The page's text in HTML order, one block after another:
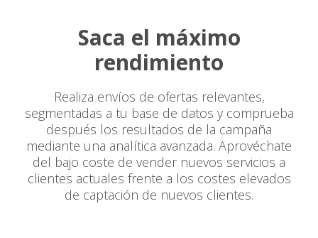
Saca el máximo
rendimiento
Realiza envíos de ofertas relevantes,
segmentadas a tu base de datos y comprueba
después los resultados de la campaña
mediante una analítica avanzada. Aprovéchate
del bajo coste de vender nuevos servicios a
clientes actuales frente a los costes elevados
de captación de nuevos clientes.